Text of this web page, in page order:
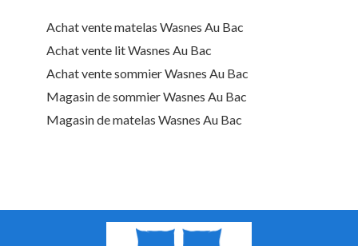
Achat vente matelas Wasnes Au Bac
Achat vente lit Wasnes Au Bac
Achat vente sommier Wasnes Au Bac
Magasin de sommier Wasnes Au Bac
Magasin de matelas Wasnes Au Bac